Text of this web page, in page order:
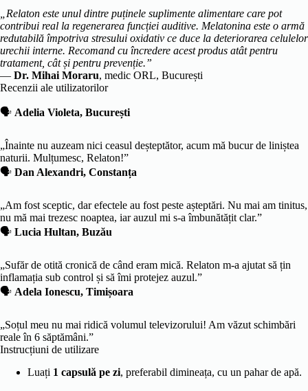
„Relaton este unul dintre puținele suplimente alimentare care pot
contribui real la regenerarea funcției auditive. Melatonina este o armă
redutabilă împotriva stresului oxidativ ce duce la deteriorarea celulelor
urechii interne. Recomand cu încredere acest produs atât pentru
tratament, cât și pentru prevenție.”
— Dr. Mihai Moraru, medic ORL, București
Recenzii ale utilizatorilor
🗣 Adelia Violeta, București
„Înainte nu auzeam nici ceasul deșteptător, acum mă bucur de liniștea
naturii. Mulțumesc, Relaton!”
🗣 Dan Alexandri, Constanța
„Am fost sceptic, dar efectele au fost peste așteptări. Nu mai am tinitus,
nu mă mai trezesc noaptea, iar auzul mi s-a îmbunătățit clar.”
🗣 Lucia Hultan, Buzău
„Sufăr de otită cronică de când eram mică. Relaton m-a ajutat să țin
inflamația sub control și să îmi protejez auzul.”
🗣 Adela Ionescu, Timișoara
„Soțul meu nu mai ridică volumul televizorului! Am văzut schimbări
reale în 6 săptămâni.”
Instrucțiuni de utilizare
Luați 1 capsulă pe zi, preferabil dimineața, cu un pahar de apă.